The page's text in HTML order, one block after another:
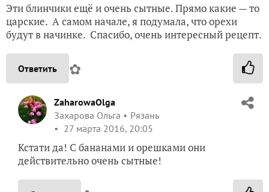
Эти блинчики ещё и очень сытные. Прямо какие — то
царские. А самом начале, я подумала, что орехи
будут в начинке. Спасибо, очень интересный рецепт.
Ответить ✿
ZaharowaOlga
Захарова Ольга
Рязань
27 марта 2016, 20:05
Кстати да! С бананами и орешками они
действительно очень сытные!